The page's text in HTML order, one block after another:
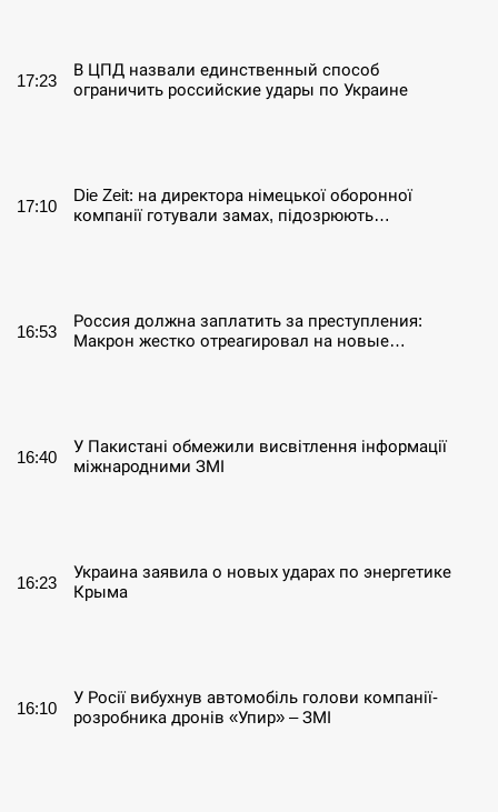
17:23
В ЦПД назвали единственный способ
ограничить российские удары по Украине
17:10
Die Zeit: на директора німецької оборонної
компанії готували замах, підозрюють…
16:53
Россия должна заплатить за преступления:
Макрон жестко отреагировал на новые…
16:40
У Пакистані обмежили висвітлення інформації
міжнародними ЗМІ
16:23
Украина заявила о новых ударах по энергетике
Крыма
16:10
У Росії вибухнув автомобіль голови компанії-
розробника дронів «Упир» – ЗМІ